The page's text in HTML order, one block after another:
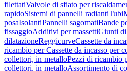
filettatiValvole di sfiato per
rapidoSistemi di pannelli radiantiTubi
posaIsolantiPannelli sagomatiBande
fissaggioAdditivi per massettiGiunti di
dilatazioneReggicurveCassette da
ricambio per Cassette da incasso per
collettori, in metalloPezzi di ricambio
collettori, in metalloAssortimento di